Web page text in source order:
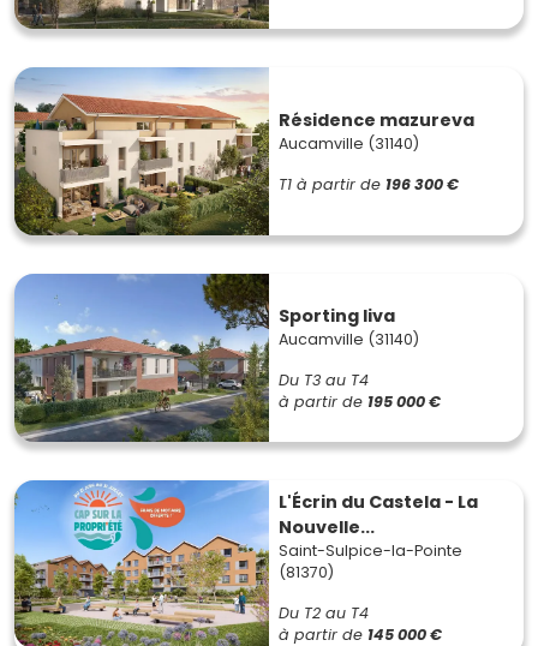
Résidence mazureva
Aucamville (31140)
T1 à partir de 196 300 €
Sporting liva
Aucamville (31140)
Du T3 au T4
à partir de 195 000 €
L'Écrin du Castela - La
Nouvelle...
Saint-Sulpice-la-Pointe
(81370)
Du T2 au T4
à partir de 145 000 €